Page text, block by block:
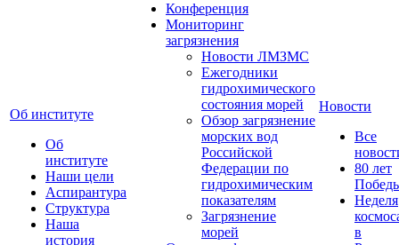
Об институте
Об
институте
Наши цели
Аспирантура
Структура
Наша
история
Конференция
Мониторинг
загрязнения
Новости ЛМЗМС
Ежегодники
гидрохимического
состояния морей
Обзор загрязнение
морских вод
Российской
Федерации по
гидрохимическим
показателям
Загрязнение
морей
Новости
Все
80 лет
Неделя
в